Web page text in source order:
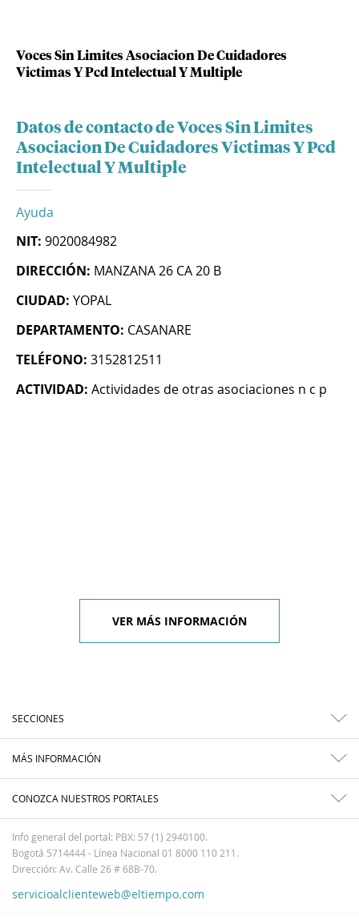
Voces Sin Limites Asociacion De Cuidadores
Victimas Y Pcd Intelectual Y Multiple
Datos de contacto de Voces Sin Limites
Asociacion De Cuidadores Victimas Y Pcd
Intelectual Y Multiple
Ayuda
NIT: 9020084982
DIRECCIÓN: MANZANA 26 CA 20 B
CIUDAD: YOPAL
DEPARTAMENTO: CASANARE
TELÉFONO: 3152812511
ACTIVIDAD: Actividades de otras asociaciones n c p
VER MÁS INFORMACIÓN
SECCIONES
MÁS INFORMACIÓN
CONOZCA NUESTROS PORTALES
Info general del portal: PBX: 57 (1) 2940100.
Bogotá 5714444 - Línea Nacional 01 8000 110 211.
Dirección: Av. Calle 26 # 68B-70.
servicioalclienteweb@eltiempo.com